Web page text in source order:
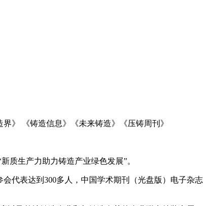
》 《铸造信息》《未来铸造》《压铸周刊》
质生产力助力铸造产业绿色发展”。
代表达到300多人，中国学术期刊（光盘版）电子杂志